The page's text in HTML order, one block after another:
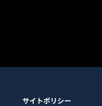
サイトポリシー